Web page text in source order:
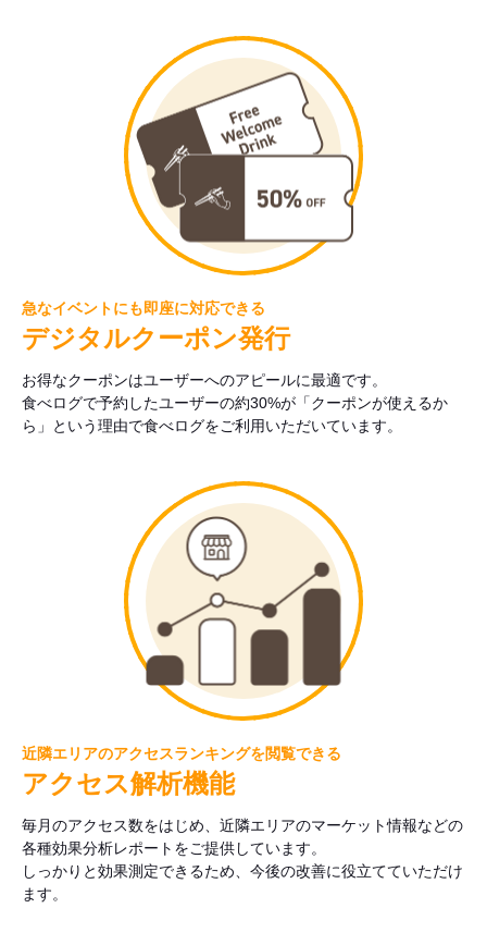
急なイベントにも即座に対応できる
デジタルクーポン発行
お得なクーポンはユーザーへのアピールに最適です。
食べログで予約したユーザーの約30%が「クーポンが使えるか
ら」という理由で食べログをご利用いただいています。
近隣エリアのアクセスランキングを閲覧できる
アクセス解析機能
毎月のアクセス数をはじめ、近隣エリアのマーケット情報などの
各種効果分析レポートをご提供しています。
しっかりと効果測定できるため、今後の改善に役立てていただけ
ます。